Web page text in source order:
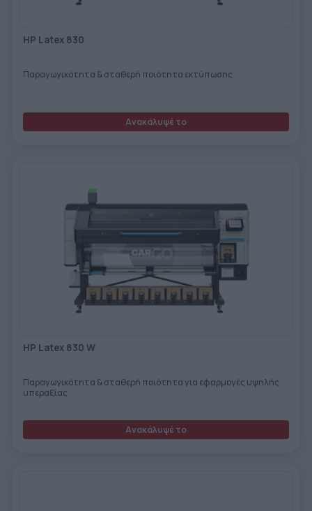
HP Latex 830
Παραγωγικότητα & σταθερή ποιότητα εκτύπωσης
Ανακάλυψέ το
HP Latex 830 W
Παραγωγικότητα & σταθερή ποιότητα για εφαρμογές υψηλής
υπεραξίας
Ανακάλυψέ το